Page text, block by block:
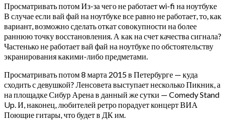
Просматривать потом Из-за чего не работает wi-fi на ноутбуке
В случае если вай фай на ноутбуке все равно не работает, то, как
вариант, возможно сделать откат совокупности на более
раннюю точку восстановления. А как на счет качества сигнала?
Частенько не работает вай фай на ноутбуке по обстоятельству
экранирования какими-либо предметами.
Просматривать потом 8 марта 2015 в Петербурге — куда
сходить с девушкой? Ленсовета выступает несколько Пикник, а
на площадке Сибур Арена в данный же сутки — Comedy Stand
Up. И, наконец, любителей ретро порадует концерт ВИА
Поющие гитары, что будет в ДК им.